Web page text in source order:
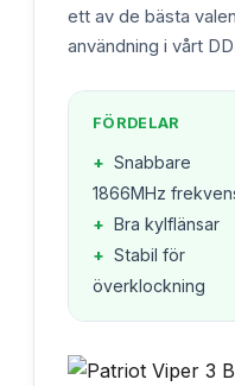
ett av de bästa
användning i vårt
FÖRDELAR
+ Snabbare
1866MHz
+ Bra kylflänsar
+ Stabil för
överklockning